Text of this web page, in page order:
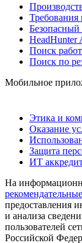
Безопасный
HeadHunter
Поиск
Поиск по
Мобильное
Этика и
Оказание
Защита
ИТ
На
предоставления
и анализа
пользователей
Российской